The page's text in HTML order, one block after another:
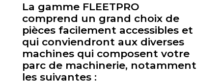
La gamme FLEETPRO
comprend un grand choix de
pièces facilement accessibles et
qui conviendront aux diverses
machines qui composent votre
parc de machinerie, notamment
les suivantes :